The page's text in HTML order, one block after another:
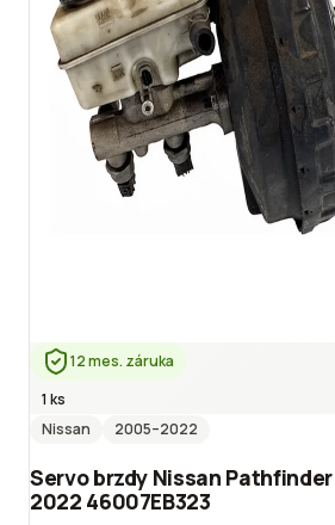
12 mes. záruka
1 ks
Nissan
2005–2022
Servo brzdy Nissan Pathfinder
2022 46007EB323